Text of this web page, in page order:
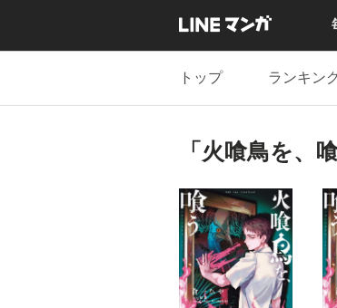
トップ ランキン
「火喰鳥を、